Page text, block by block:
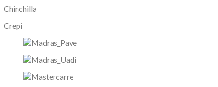
Chinchilla
Crepi